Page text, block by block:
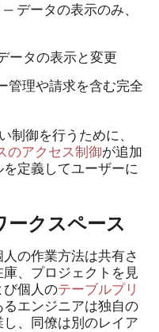
— データの表示のみ、
ータの表示と変更
管理や請求を含む完全
制御を行うために、
のアクセス制御が追加
定義してユーザーに
ークスペース
の作業方法は共有さ
、プロジェクトを見
び個人のテーブルプリ
エンジニアは独自の
、同僚は別のレイア